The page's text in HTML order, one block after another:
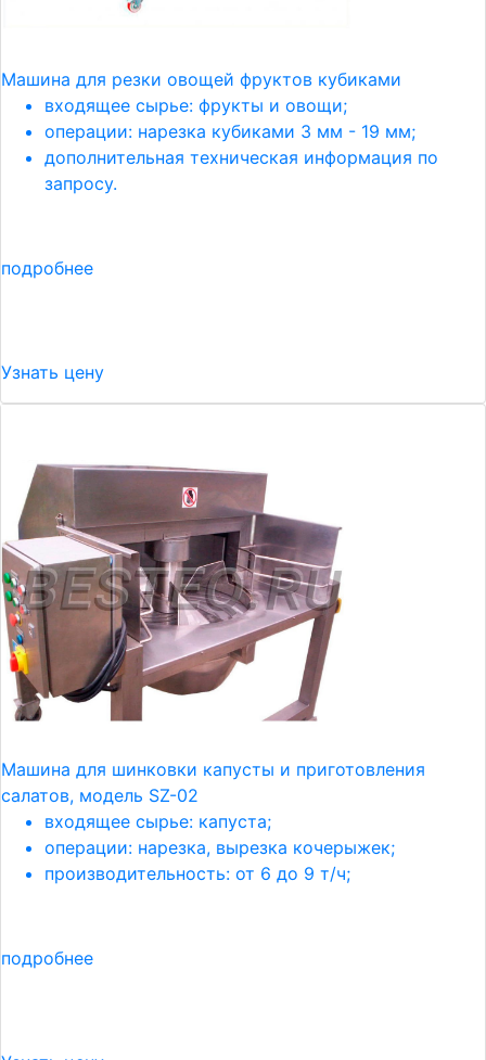
Машина для резки овощей фруктов кубиками
входящее сырье: фрукты и овощи;
операции: нарезка кубиками 3 мм - 19 мм;
дополнительная техническая информация по
запросу.
подробнее
Узнать цену
Машина для шинковки капусты и приготовления
салатов, модель SZ-02
входящее сырье: капуста;
операции: нарезка, вырезка кочерыжек;
производительность: от 6 до 9 т/ч;
подробнее